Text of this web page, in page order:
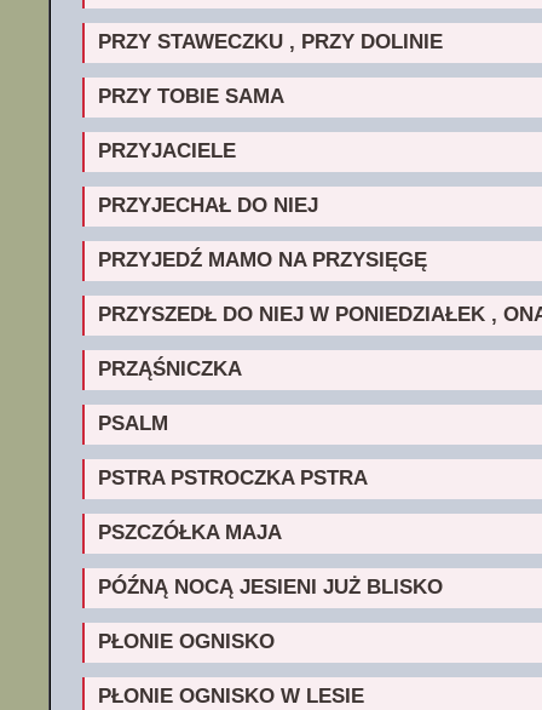
PRZY STAWECZKU , PRZY DOLINIE
PRZY TOBIE SAMA
PRZYJACIELE
PRZYJECHAŁ DO NIEJ
PRZYJEDŹ MAMO NA PRZYSIĘGĘ
PRZYSZEDŁ DO NIEJ W PONIEDZIAŁEK ,
PRZĄŚNICZKA
PSALM
PSTRA PSTROCZKA PSTRA
PSZCZÓŁKA MAJA
PÓŹNĄ NOCĄ JESIENI JUŻ BLISKO
PŁONIE OGNISKO
PŁONIE OGNISKO W LESIE